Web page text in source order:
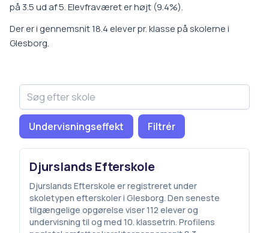
på 3.5ud af 5.Elevfraværet erhøjt (9.4%).
Der er i gennemsnit18.4elever pr. klasse påskolerne i
Glesborg.
Undervisningseffekt Filtrér
Djurslands Efterskole
Djurslands Efterskole er registreret under
skoletypen efterskoler i Glesborg. Den seneste
tilgængelige opgørelse viser 112 elever og
undervisning til og med 10. klassetrin. Profilens